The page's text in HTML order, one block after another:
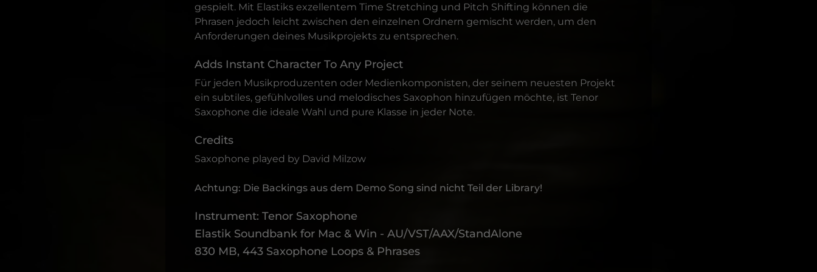
gespielt. Mit Elastiks exzellentem Time Stretching und Pitch Shifting können die
Phrasen jedoch leicht zwischen den einzelnen Ordnern gemischt werden, um den
Anforderungen deines Musikprojekts zu entsprechen.
Adds Instant Character To Any Project
Für jeden Musikproduzenten oder Medienkomponisten, der seinem neuesten Projekt
ein subtiles, gefühlvolles und melodisches Saxophon hinzufügen möchte, ist Tenor
Saxophone die ideale Wahl und pure Klasse in jeder Note.
Credits
Saxophone played by David Milzow
Achtung: Die Backings aus dem Demo Song sind nicht Teil der Library!
Instrument: Tenor Saxophone
Elastik Soundbank for Mac & Win - AU/VST/AAX/StandAlone
830 MB, 443 Saxophone Loops & Phrases